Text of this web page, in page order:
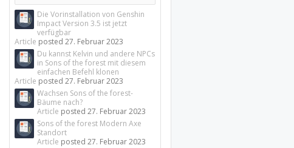
Die Vorinstallation von Genshin
Impact Version 3.5 ist jetzt
verfügbar
Article posted27. Februar 2023
Du kannst Kelvin und andere NPCs
in Sons of the forest mit diesem
einfachen Befehl klonen
Article posted27. Februar 2023
Wachsen Sons of the forest-
Bäume nach?
Article posted27. Februar 2023
Sons of the forest Modern Axe
Standort
Article posted27. Februar 2023